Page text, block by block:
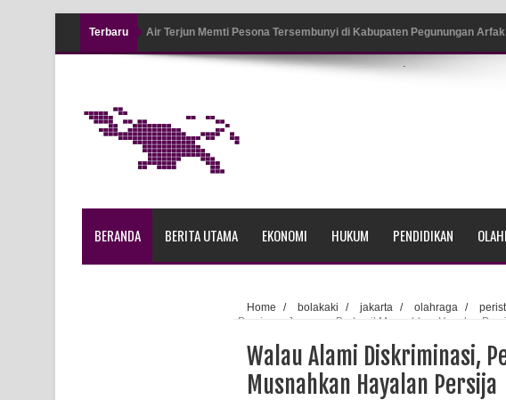
Terbaru Air Terjun Memti Pesona Tersembunyi di Kabupaten Pegunungan Arfak
Pencarian Hari Keenam Korban Hanyut di Air Terjun Memti Belum
Polresta Jayapura Kota Mengungkap Tiga Kasus Pencurian Dan
Profil Lengkap Papua Barat, Bumi Cenderawasih di Ujung Barat Papua
.
BERANDA BERITA UTAMA EKONOMI HUKUM PENDIDIKAN
Home / bolakaki / jakarta / olahraga /
Persipura Jayapura Berhasil Musnahkan Hayalan
Walau Alami Diskriminasi,
Musnahkan Hayalan Persija